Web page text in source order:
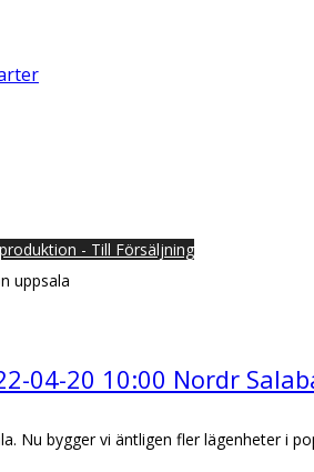
- Till Försäljning
04-20 10:00 Nordr
Nu bygger vi äntligen fler lägenheter i